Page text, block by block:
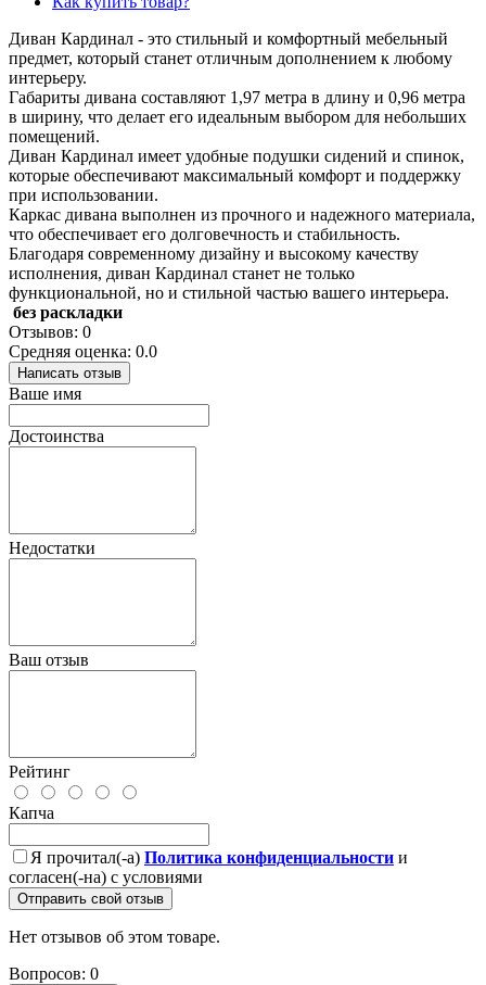
Диван Кардинал - это стильный и комфортный мебельный
предмет, который станет отличным дополнением к любому
интерьеру.
Габариты дивана составляют 1,97 метра в длину и 0,96 метра
в ширину, что делает его идеальным выбором для небольших
помещений.
Диван Кардинал имеет удобные подушки сидений и спинок,
которые обеспечивают максимальный комфорт и поддержку
при использовании.
Каркас дивана выполнен из прочного и надежного материала,
что обеспечивает его долговечность и стабильность.
Благодаря современному дизайну и высокому качеству
исполнения, диван Кардинал станет не только
функциональной, но и стильной частью вашего интерьера.
без раскладки
Отзывов: 0
Средняя оценка: 0.0
Написать отзыв
Ваше имя
Достоинства
Недостатки
Ваш отзыв
Рейтинг
Капча
Я прочитал(-а) Политика конфиденциальности и
согласен(-на) с условиями
Отправить свой отзыв
Нет отзывов об этом товаре.
Вопросов: 0